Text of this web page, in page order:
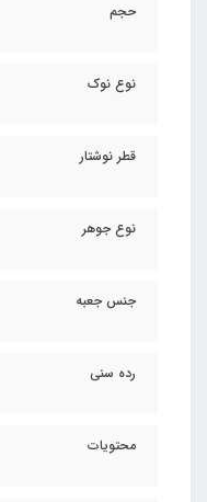
حجم
نوع نوک
قطر نوشتار
نوع جوهر
جنس جعبه
رده سنی
محتویات